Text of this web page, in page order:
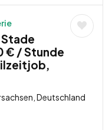
€ / Stunde
Deutschland